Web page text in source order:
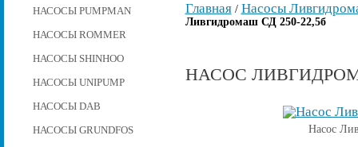
НАСОСЫ PUMPMAN
НАСОСЫ ROMMER
НАСОСЫ SHINHOO
НАСОСЫ UNIPUMP
НАСОСЫ DAB
НАСОСЫ GRUNDFOS
Главная/ Насосы
Ливгидромаш СД 250-22,5б
НАСОС
Насос